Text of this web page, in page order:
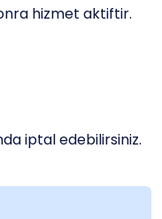
hizmet aktiftir.
iptal edebilirsiniz.